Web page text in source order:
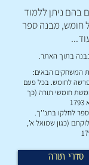
בהם ניתן ללמוד
חומש, מבנה ספר
בתוך האתר.
המשחקים הבאים:
לחומש. בכל פעם
חומשי תורה (כך
לחלקו בתנ''ך.
(כגון שמואל א',
סדרי תורה